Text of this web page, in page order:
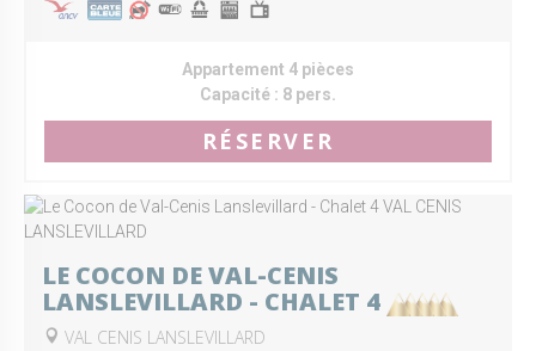
Appartement 4 pièces
Capacité : 8 pers.
RÉSERVER
LE COCON DE VAL-CENIS
LANSLEVILLARD - CHALET 4
VAL CENIS LANSLEVILLARD